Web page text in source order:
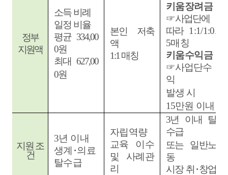
정부
지원액
소득 비례
일정 비율
평균 334,00
0원
최대627,00
0원
본인 저축
액
1:1 매칭
키움장려금
☞사업단에
따라 1:1/1:0.
5매칭
키움수익금
☞사업단수
익
발생 시
15만원 이내
지원 조
건
3년 이내
생계 ･의료
탈수급
자립역량
교육 이수
및 사례관
리
3년 이내 탈
수급
또는 일반노
동
시장 취 ･창업